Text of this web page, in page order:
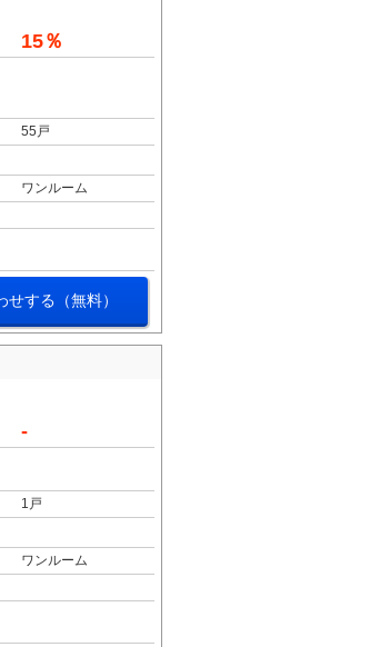
15％
55戸
ワンルーム
せする（無料）
-
1戸
ワンルーム